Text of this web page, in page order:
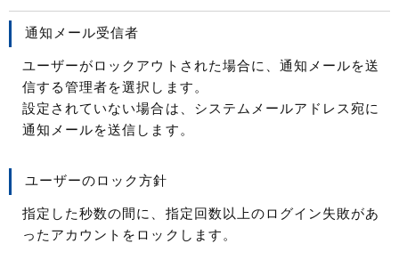
通知メール受信者
ユーザーがロックアウトされた場合に、通知メールを送
信する管理者を選択します。
設定されていない場合は、システムメールアドレス宛に
通知メールを送信します。
ユーザーのロック方針
指定した秒数の間に、指定回数以上のログイン失敗があ
ったアカウントをロックします。